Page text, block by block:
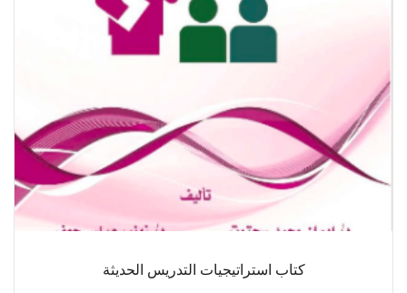
كتاب استراتيجيات التدريس الحديثة